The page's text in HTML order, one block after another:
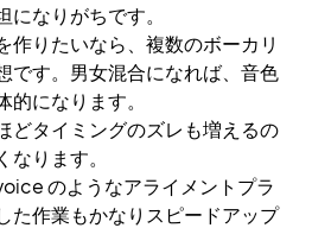
なりがちです。
作りたいなら、複数のボーカリ
です。男女混合になれば、音色
になります。
どタイミングのズレも増えるの
ります。
のようなアライメントプラ
た作業もかなりスピードアップ